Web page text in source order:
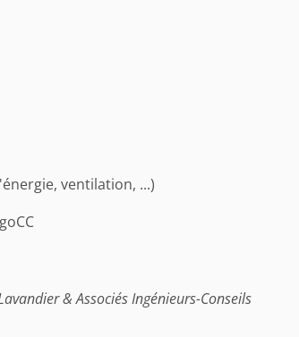
ventilation, ...)
& Associés Ingénieurs-Conseils